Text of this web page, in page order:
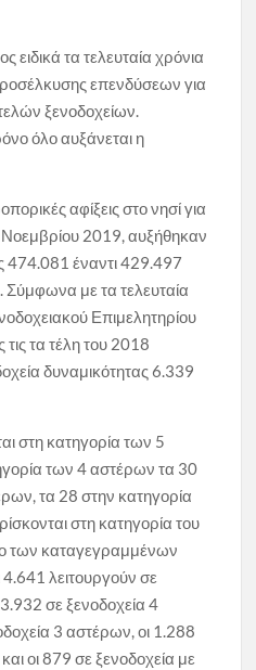
ειδικά τα τελευταία χρόνια
επενδύσεων για
ξενοδοχείων.
όλο αυξάνεται η
αφίξεις στο νησί για
Νοεμβρίου 2019, αυξήθηκαν
474.081 έναντι 429.497
Σύμφωνα με τα τελευταία
Επιμελητηρίου
τα τέλη του 2018
δυναμικότητας 6.339
στη κατηγορία των 5
των 4 αστέρων τα 30
τα 28 στην κατηγορία
στη κατηγορία του
των καταγεγραμμένων
λειτουργούν σε
σε ξενοδοχεία 4
3 αστέρων, οι 1.288
οι 879 σε ξενοδοχεία με